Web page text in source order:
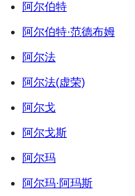
阿尔伯特
阿尔伯特·范德布姆
阿尔法
阿尔法(虚荣)
阿尔戈
阿尔戈斯
阿尔玛
阿尔玛·阿玛斯